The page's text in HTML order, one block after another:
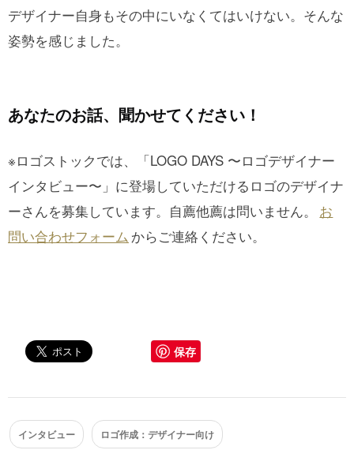
デザイナー自身もその中にいなくてはいけない。そんな
姿勢を感じました。
あなたのお話、聞かせてください！
※ロゴストックでは、「LOGO DAYS 〜ロゴデザイナー
インタビュー〜」に登場していただけるロゴのデザイナ
ーさんを募集しています。自薦他薦は問いません。
お
問い合わせフォーム からご連絡ください。
保存
インタビュー ロゴ作成：デザイナー向け